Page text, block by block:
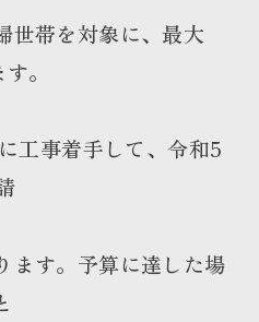
世帯を対象に、最大
。
工事着手して、令和5
ます。予算に達した場